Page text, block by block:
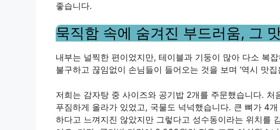
좋습니다.
묵직함 속에 숨겨진 부드러움, 그
내부는 널찍한 편이었지만, 테이블과 기둥이 많아 다소 복
불구하고 끊임없이 손님들이 들어오는 것을 보며 ‘역시 맛집
저희는 감자탕 중 사이즈와 공기밥 2개를 주문했습니다. 처
푸짐하게 올라가 있었고, 국물도 넉넉했습니다. 큰 뼈가 4
하다고 느껴지진 않았지만 그렇다고 성수동이라는 위치를